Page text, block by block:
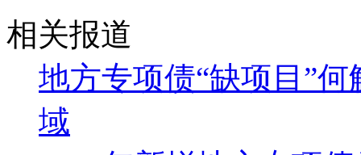
相关报道
地方专项债“缺项目”
域